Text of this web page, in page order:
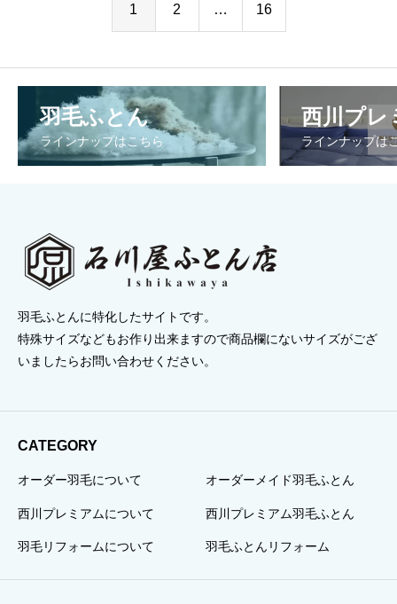
¥70,400
1 2 … 16
羽毛ふとん
ラインナップはこちら
西川プレ
ラインナップは
羽毛ふとんに特化したサイトです。
特殊サイズなどもお作り出来ますので商品欄にないサイズがござ
いましたらお問い合わせください。
CATEGORY
オーダー羽毛について オーダーメイド羽毛ふとん
西川プレミアムについて 西川プレミアム羽毛ふとん
羽毛リフォームについて 羽毛ふとんリフォーム